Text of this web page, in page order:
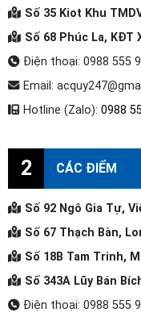
Số 35 Kiot Khu
Số 68 Phúc La, KĐT
Điện thoại: 0988 555
Email:
Hotline (Zalo): 0988
2 CÁC ĐIỂM
Số 92 Ngô Gia Tự,
Số 67 Thạch Bàn,
Số 18B Tam Trinh,
Số 343A Lũy Bán
Điện thoại: 0988 555